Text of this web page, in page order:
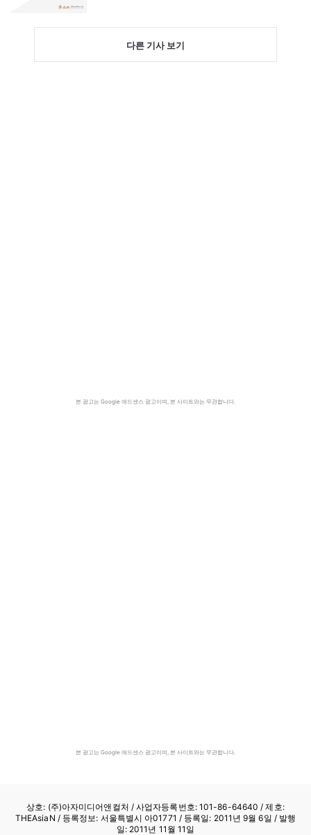
다른 기사 보기
본 광고는 Google 애드센스 광고이며, 본 사이트와는 무관합니다.
본 광고는 Google 애드센스 광고이며, 본 사이트와는 무관합니다.
상호: (주)아자미디어앤컬처 /사업자등록번호: 101-86-64640 / 제호:
THEAsiaN / 등록정보: 서울특별시 아01771 / 등록일: 2011년 9월 6일 / 발행
일: 2011년 11월 11일